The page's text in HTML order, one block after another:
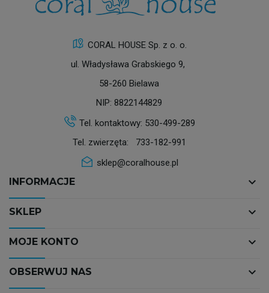
CORAL HOUSE Sp. z o. o.
ul. Władysława Grabskiego 9,
58-260 Bielawa
NIP: 8822144829
Tel. kontaktowy: 530-499-289
Tel. zwierzęta: 733-182-991
sklep@coralhouse.pl
INFORMACJE keyboard_arrow_down
SKLEP keyboard_arrow_down
MOJE KONTO keyboard_arrow_down
OBSERWUJ NAS keyboard_arrow_down